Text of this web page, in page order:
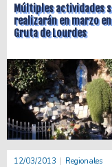
Múltiples actividades
realizarán en marzo
Gruta de Lourdes
12/03/2013 Regionales